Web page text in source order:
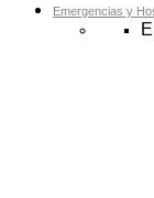
Emergencias y